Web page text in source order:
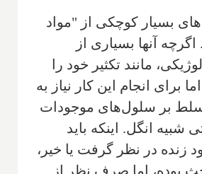
بسیار کوچکی از "مواد
آنها بسیاری از
مانند تکثیر خود را
برای انجام این کار نیاز به
بر سلول‌های موجودات
شبیه انگل. اینکه باید
زنده در نظر گرفت یا خیر،
بوده، اما صرف نظر از